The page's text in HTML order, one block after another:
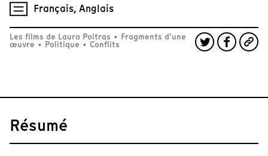
Français, Anglais
Les films de Laura Poitras • Fragments d’une
œuvre • Politique • Conflits
Résumé